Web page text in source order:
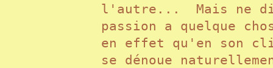
l'autre... Mais ne
passion a quelque
en effet qu'en son
se dénoue